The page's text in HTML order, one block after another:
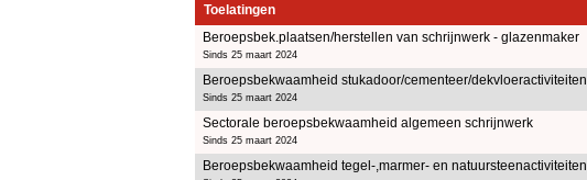
Toelatingen
Beroepsbek.plaatsen/herstellen van schrijnwerk - glazenmaker
Sinds 25 maart 2024
Beroepsbekwaamheid stukadoor/cementeer/dekvloeractiviteiten
Sinds 25 maart 2024
Sectorale beroepsbekwaamheid algemeen schrijnwerk
Sinds 25 maart 2024
Beroepsbekwaamheid tegel-,marmer- en natuursteenactiviteiten